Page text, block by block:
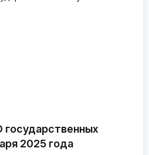
государственных
2025 года